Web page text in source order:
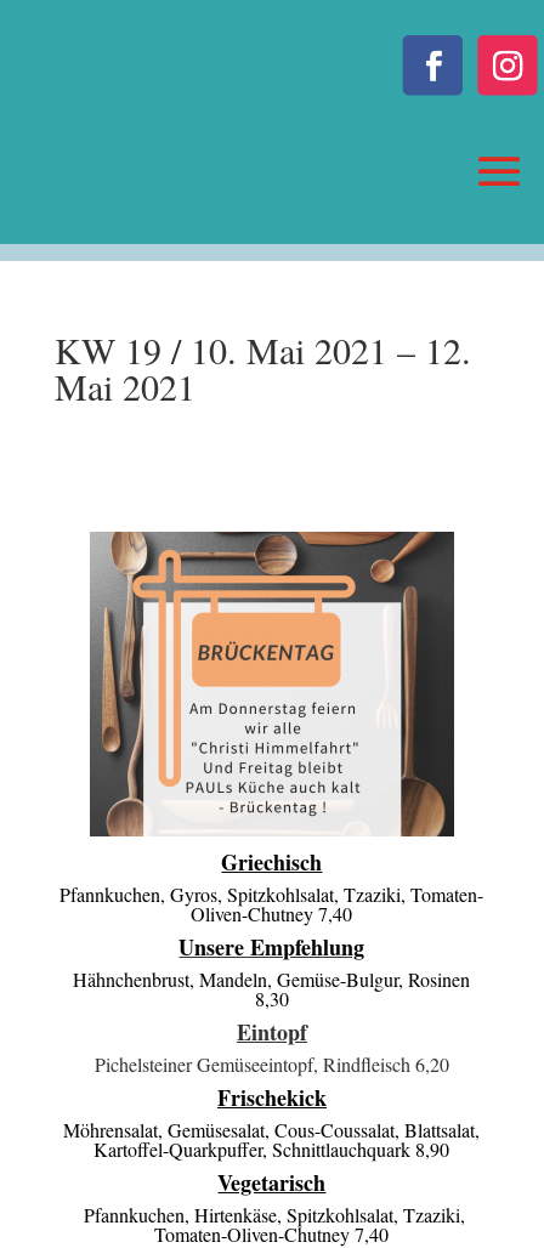
KW 19 / 10. Mai 2021 – 12.
Mai 2021
Griechisch
Pfannkuchen, Gyros, Spitzkohlsalat, Tzaziki, Tomaten-
Oliven-Chutney 7,40
Unsere Empfehlung
Hähnchenbrust, Mandeln, Gemüse-Bulgur, Rosinen
8,30
Eintopf
Pichelsteiner Gemüseeintopf, Rindfleisch 6,20
Frischekick
Möhrensalat, Gemüsesalat, Cous-Coussalat, Blattsalat,
Kartoffel-Quarkpuffer, Schnittlauchquark 8,90
Vegetarisch
Pfannkuchen, Hirtenkäse, Spitzkohlsalat, Tzaziki,
Tomaten-Oliven-Chutney 7,40